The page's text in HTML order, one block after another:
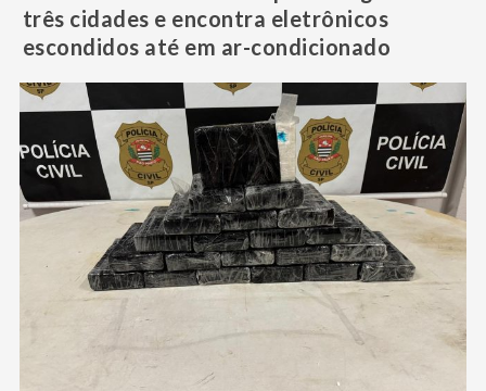
três cidades e encontra eletrônicos
escondidos até em ar-condicionado